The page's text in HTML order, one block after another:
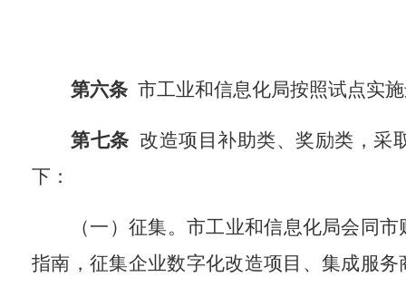
第六条 市工业和信息化局按照试点实
第七条 改造项目补助类、奖励类， 采
下：
（一）征集。 市工业和信息化局会同
指南， 征集企业数字化改造项目、 集成服务